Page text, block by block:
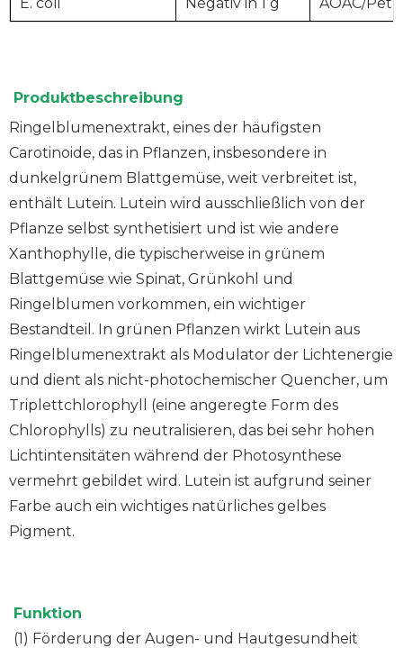
Produktbeschreibung
Ringelblumenextrakt, eines der häufigsten
Carotinoide, das in Pflanzen, insbesondere in
dunkelgrünem Blattgemüse, weit verbreitet ist,
enthält Lutein. Lutein wird ausschließlich von der
Pflanze selbst synthetisiert und ist wie andere
Xanthophylle, die typischerweise in grünem
Blattgemüse wie Spinat, Grünkohl und
Ringelblumen vorkommen, ein wichtiger
Bestandteil. In grünen Pflanzen wirkt Lutein aus
Ringelblumenextrakt als Modulator der Lichtenergie
und dient als nicht-photochemischer Quencher, um
Triplettchlorophyll (eine angeregte Form des
Chlorophylls) zu neutralisieren, das bei sehr hohen
Lichtintensitäten während der Photosynthese
vermehrt gebildet wird. Lutein ist aufgrund seiner
Farbe auch ein wichtiges natürliches gelbes
Pigment.
Funktion
(1) Förderung der Augen- und Hautgesundheit